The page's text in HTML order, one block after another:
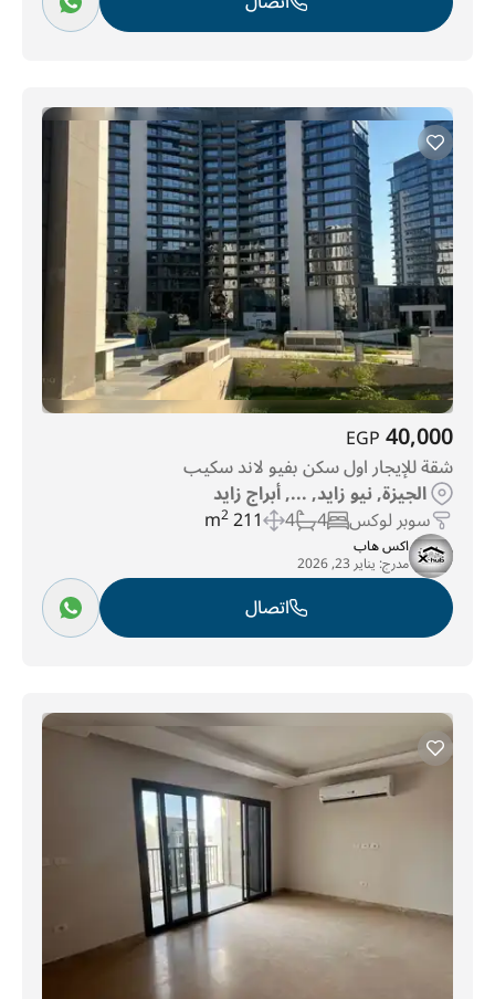
40,000
EGP
شقة للإيجار اول سكن بفيو لاند سكيب
الجيزة, نيو زايد, ..., أبراج زايد
سوبر لوكس 4
4
211 m
2
اكس هاب
مدرج: يناير 23, 2026
اتصال